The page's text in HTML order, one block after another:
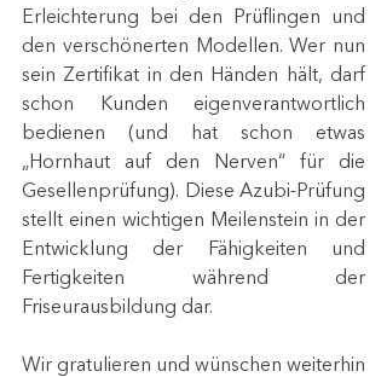
Erleichterung bei den Prüflingen und
den verschönerten Modellen. Wer nun
sein Zertifikat in den Händen hält, darf
schon Kunden eigenverantwortlich
bedienen (und hat schon etwas
„Hornhaut auf den Nerven“ für die
Gesellenprüfung). Diese Azubi-Prüfung
stellt einen wichtigen Meilenstein in der
Entwicklung der Fähigkeiten und
Fertigkeiten während der
Friseurausbildung dar.
Wir gratulieren und wünschen weiterhin